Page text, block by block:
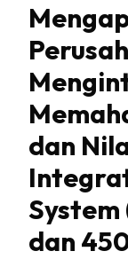
dan
System
dan